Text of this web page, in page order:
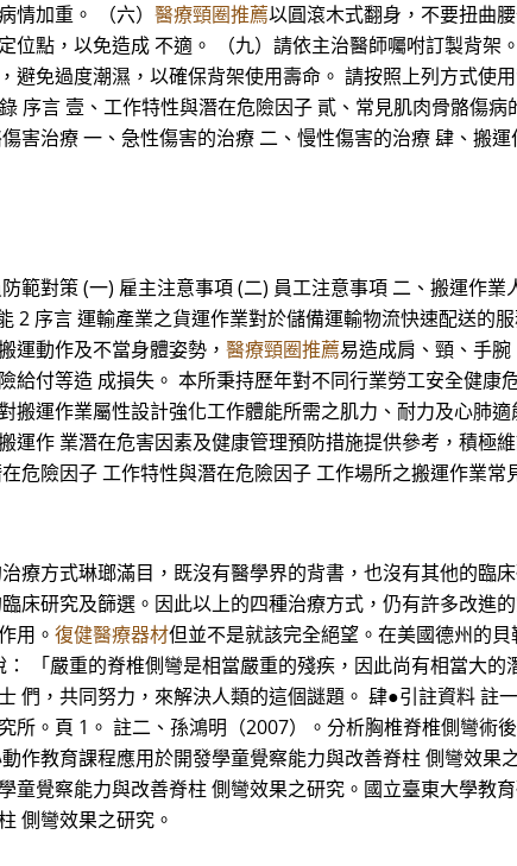
情加重。 （六） 醫療頸圈推薦以圓滾木式翻身，不要扭曲
位點，以免造成 不適。 （九）請依主治醫師囑咐訂製背
避免過度潮濕，以確保背架使用壽命。 請按照上列方式使
序言 壹、工作特性與潛在危險因子 貳、常見肌肉骨骼傷
害治療 一、急性傷害的治療 二、慢性傷害的治療 肆、搬
範對策 (一) 雇主注意事項 (二) 員工注意事項 二、搬運作
2 序言 運輸產業之貨運作業對於儲備運輸物流快速配送
運動作及不當身體姿勢， 醫療頸圈推薦易造成肩、頸、手
給付等造 成損失。 本所秉持歷年對不同行業勞工安全健
搬運作業屬性設計強化工作體能所需之肌力、耐力及心肺
運作 業潛在危害因素及健康管理預防措施提供參考，積
危險因子 工作特性與潛在危險因子 工作場所之搬運作業
療方式琳瑯滿目，既沒有醫學界的背書，也沒有其他的臨
床研究及篩選。因此以上的四種治療方式，仍有許多改進
用。 復健醫療器材但並不是就該完全絕望。在美國德州的
「嚴重的脊椎側彎是相當嚴重的殘疾，因此尚有相當大
們，共同努力，來解決人類的這個謎題。 肆●引註資料
所。頁 1。 註二、孫鴻明（2007）。分析胸椎脊椎側彎
作教育課程應用於開發學童覺察能力與改善脊柱 側彎效
童覺察能力與改善脊柱 側彎效果之研究。國立臺東大學
側彎效果之研究。